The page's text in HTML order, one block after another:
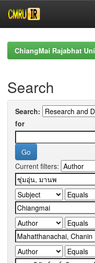
navigationChiangMai Rajabhat
Search
Search:
for
Current filters: